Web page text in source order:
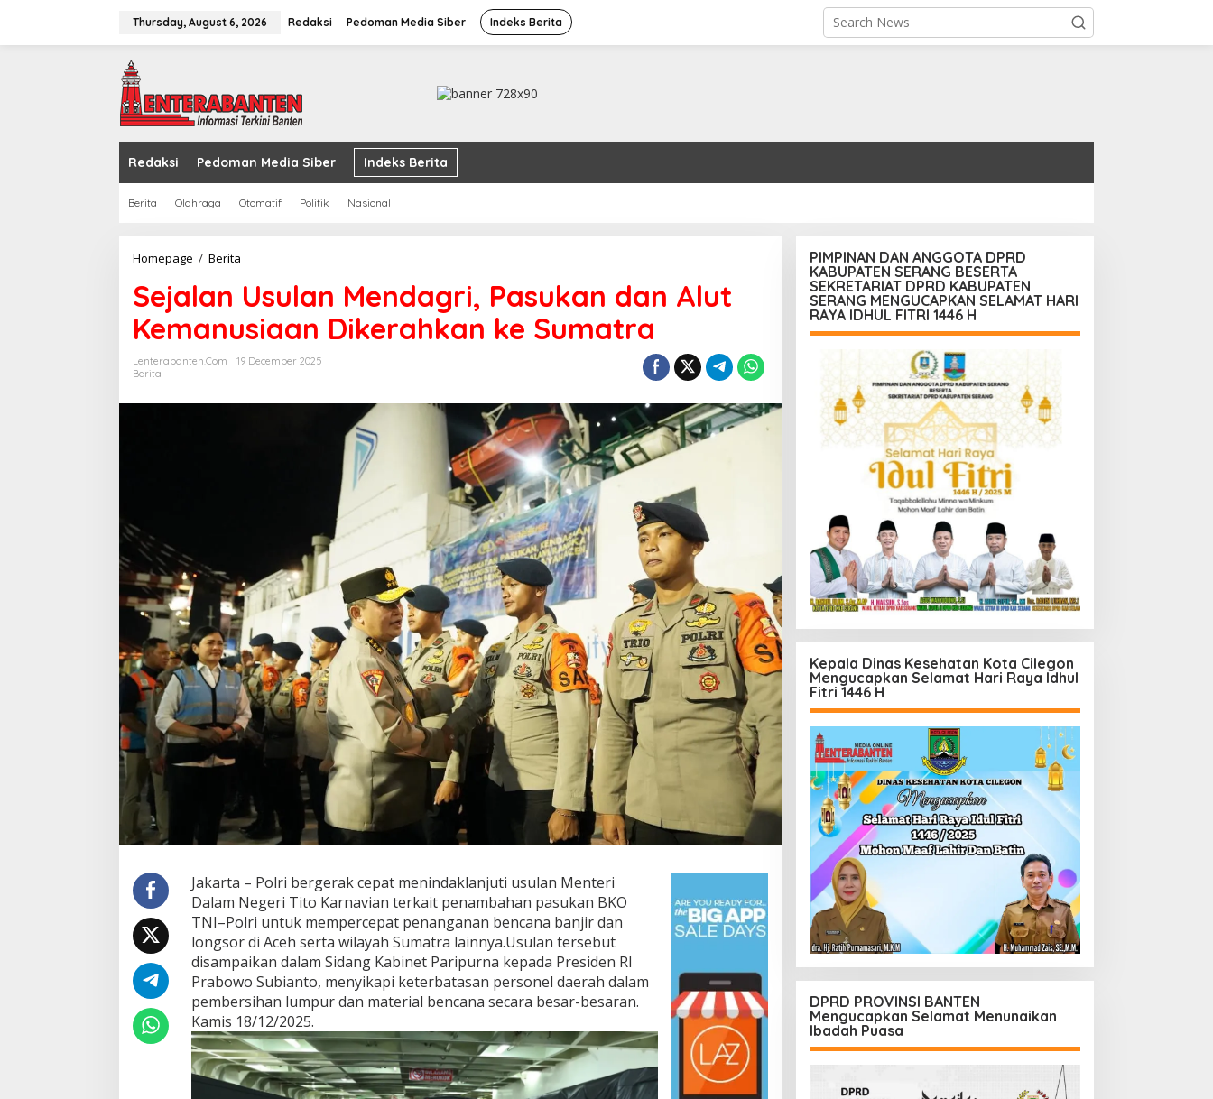
Thursday, August 6, 2026 Redaksi Pedoman Media Siber Indeks Berita
Redaksi Pedoman Media Siber Indeks Berita
Berita Olahraga Otomatif Politik Nasional
Homepage / Berita
Mendagri,
Pasukan
dan
Alut
Kemanusiaan
Sumatra
Sejalan Usulan Mendagri, Pasukan dan Alut
Kemanusiaan Dikerahkan ke Sumatra
Lenterabanten.com
19 December 2025
Berita
Jakarta – Polri bergerak cepat menindaklanjuti usulan Menteri
Dalam Negeri Tito Karnavian terkait penambahan pasukan BKO
TNI–Polri untuk mempercepat penanganan bencana banjir dan
longsor di Aceh serta wilayah Sumatra lainnya.Usulan tersebut
disampaikan dalam Sidang Kabinet Paripurna kepada Presiden RI
Prabowo Subianto, menyikapi keterbatasan personel daerah dalam
pembersihan lumpur dan material bencana secara besar-besaran.
Kamis 18/12/2025.
PIMPINAN DAN ANGGOTA DPRD
KABUPATEN SERANG BESERTA
SEKRETARIAT DPRD KABUPATEN
SERANG MENGUCAPKAN SELAMAT HARI
RAYA IDHUL FITRI 1446 H
Kepala Dinas Kesehatan Kota Cilegon
Mengucapkan Selamat Hari Raya Idhul
Fitri 1446 H
DPRD PROVINSI BANTEN
Mengucapkan Selamat Menunaikan
Ibadah Puasa